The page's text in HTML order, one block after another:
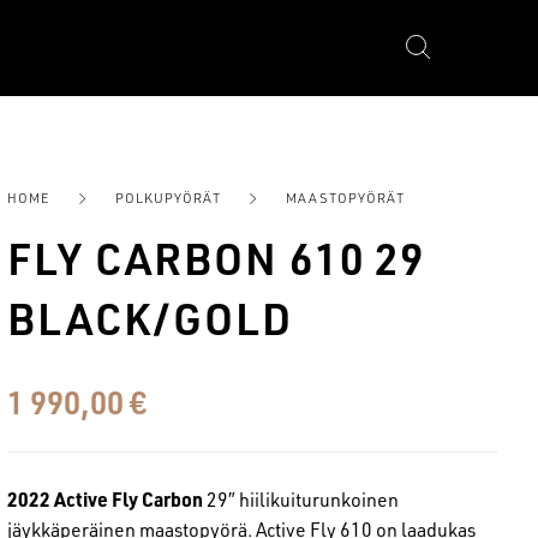
FATBIKES
HOME POLKUPYÖRÄT MAASTOPYÖRÄT
FLY CARBON 610 29
BLACK/GOLD
1 990,00€
2022 Active Fly Carbon 29″ hiilikuiturunkoinen
jäykkäperäinen maastopyörä. Active Fly 610 on laadukas